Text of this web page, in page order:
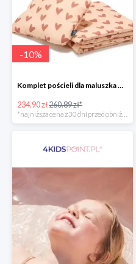
-10%
Komplet pościeli dla maluszka marki La Millou
234.90 zł260.89 zł*
*najniższa cena z 30 dni przed obniżką